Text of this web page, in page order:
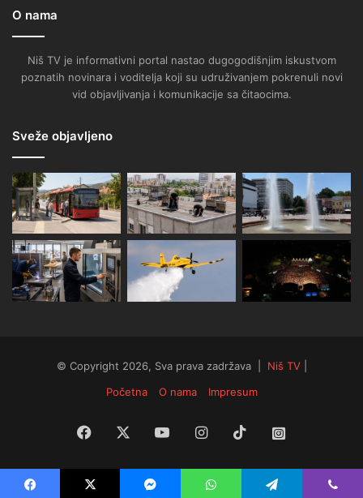
O nama
Niš TV je informativni portal nastao dugogodišnjim iskustvom
poznatih novinara i voditelja koji su udruživanjem pokrenuli novi
vid objavljivanja i komunikacije sa čitaocima.
Sveže objavljeno
© Copyright 2026, Sva prava zadržava | Niš TV|
Početna
O nama Impresum
Facebook YouTubeInstagram
TikTok